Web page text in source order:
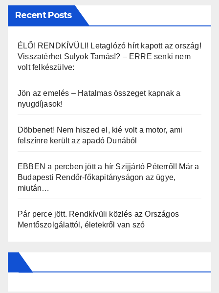
Recent Posts
ÉLŐ! RENDKÍVÜLI! Letaglózó hírt kapott az ország!
Visszatérhet Sulyok Tamás!? – ERRE senki nem
volt felkészülve:
Jön az emelés – Hatalmas összeget kapnak a
nyugdíjasok!
Döbbenet! Nem hiszed el, kié volt a motor, ami
felszínre került az apadó Dunából
EBBEN a percben jött a hír Szijjártó Péterről! Már a
Budapesti Rendőr-főkapitányságon az ügye,
miután…
Pár perce jött. Rendkívüli közlés az Országos
Mentőszolgálattól, életekről van szó